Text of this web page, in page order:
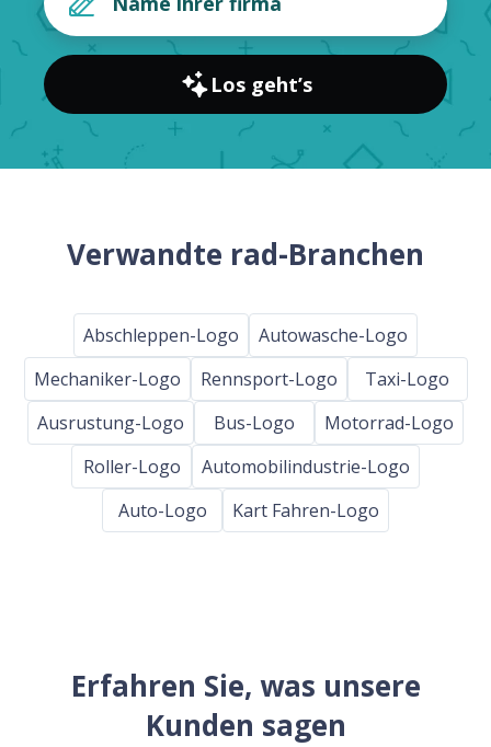
Los geht’s
Verwandte rad-Branchen
Abschleppen-Logo
Autowasche-Logo
Mechaniker-Logo
Rennsport-Logo
Taxi-Logo
Ausrustung-Logo
Bus-Logo
Motorrad-Logo
Roller-Logo
Automobilindustrie-Logo
Auto-Logo
Kart Fahren-Logo
Erfahren Sie, was unsere
Kunden sagen